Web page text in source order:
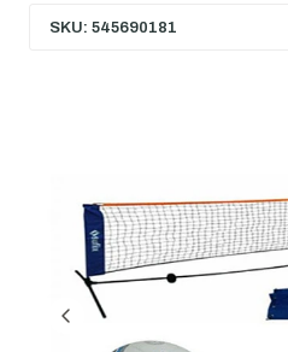
SKU: 545690181